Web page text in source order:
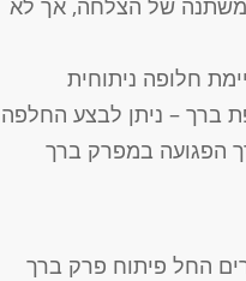
משתנה של הצלחה, אך לא
חלופה ניתוחית
ברך – ניתן לבצע החלפה
הפגועה במפרק ברך
החל פיתוח פרק ברך